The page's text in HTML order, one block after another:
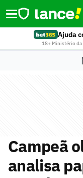
Ajuda
18+ Ministério da
Campeã
analisa